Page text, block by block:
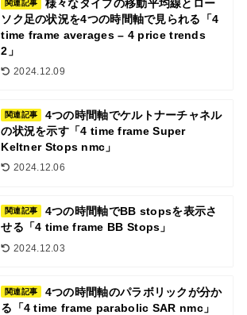
関連記事
様々なタイプの移動平均線とロー
ソク足の状況を4つの時間軸で見られる「4
time frame averages – 4 price trends
2」
2024.12.09
関連記事
4つの時間軸でケルトナーチャネル
の状況を示す「4 time frame Super
Keltner Stops nmc」
2024.12.06
関連記事
4つの時間軸でBB stopsを表示さ
せる「4 time frame BB Stops」
2024.12.03
関連記事
4つの時間軸のパラボリックが分か
る「4 time frame parabolic SAR nmc」